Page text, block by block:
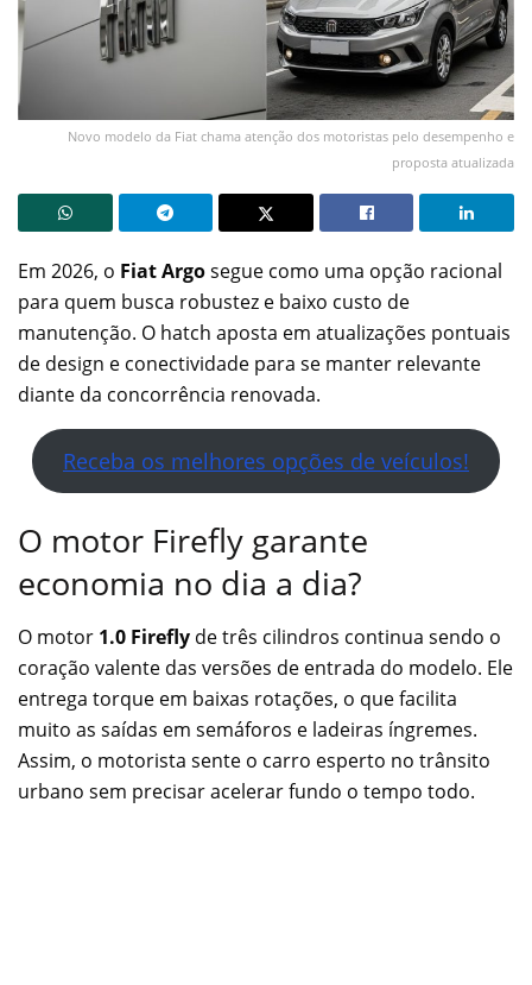
Novo modelo da Fiat chama atenção dos motoristas pelo desempenho e
proposta atualizada
Em 2026, o Fiat Argosegue como uma opção racional
para quem busca robustez e baixo custo de
manutenção. O hatch aposta em atualizações pontuais
de design e conectividade para se manter relevante
diante da concorrência renovada.
Receba os melhores opções de veículos!
O motor Firefly garante
economia no dia a dia?
O motor 1.0 Firefly de três cilindros continua sendo o
coração valente das versões de entrada do modelo. Ele
entrega torque em baixas rotações, o que facilita
muito as saídas em semáforos e ladeiras íngremes.
Assim, o motorista sente o carro esperto no trânsito
urbano sem precisar acelerar fundo o tempo todo.